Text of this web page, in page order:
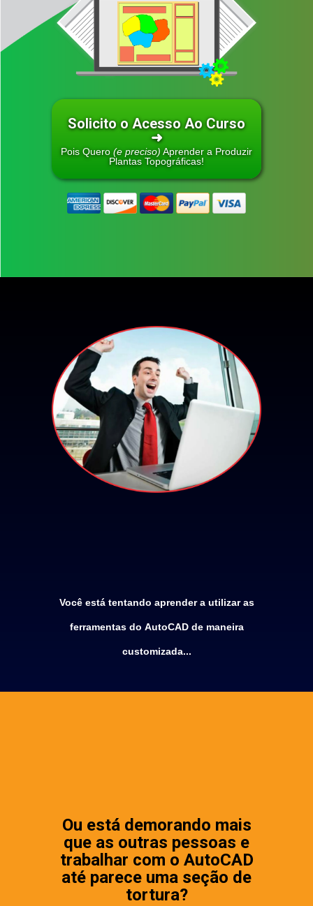
Solicito o Acesso Ao Curso
➜
Pois Quero(e preciso)Aprender a Produzir
Plantas Topográficas!
Você está tentando aprender a utilizar as
ferramentas do AutoCAD de maneira
customizada...
Ou está demorando mais
que as outras pessoas e
trabalhar com o AutoCAD
até parece uma seção de
tortura?